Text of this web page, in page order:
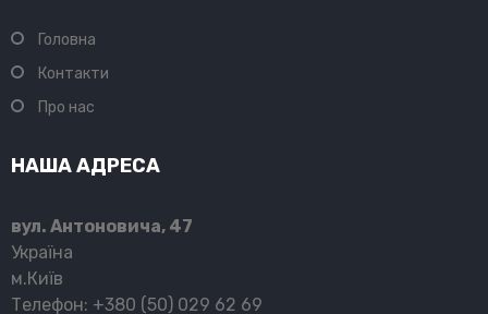
Головна
Контакти
Про нас
НАША АДРЕСА
вул. Антоновича, 47
Україна
м.Київ
Телефон: +380 (50) 029 62 69